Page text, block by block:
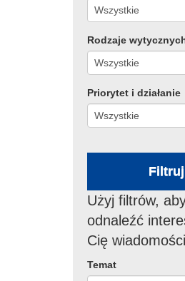
Rodzaje
Priorytet i działanie
Filtruj
Użyj filtrów,
odnaleźć
Cię
Temat